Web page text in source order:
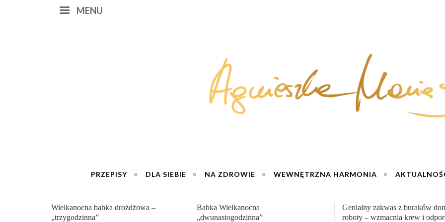
MENU
PRZEPISY DLA SIEBIE NA ZDROWIE WEWNĘTRZNA HARMONIA
Babka Wielkanocna
„dwunastogodzinna”
Genialny zakwas z buraków domowej
roboty – wzmacnia krew i odporność
„Przemiana” Podróż do siły i